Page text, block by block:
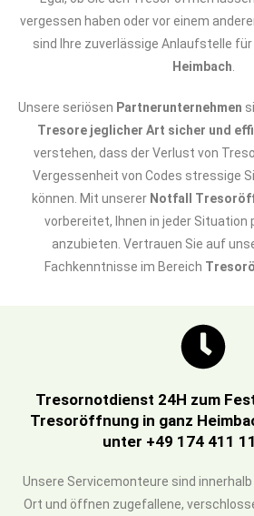
vergessen haben oder vor einem
sind Ihre zuverlässige Anlaufstelle für
Heimbach
Unsere seriösen Partnerunternehmen
Tresore jeglicher Art sicher und
verstehen, dass der Verlust von
Vergessenheit von Codes stressige
können. Mit unserer Notfall
vorbereitet, Ihnen in jeder Situation
anzubieten. Vertrauen Sie auf
Fachkenntnisse im Bereich
Tresornotdienst 24H zum
Tresoröffnung in ganz
unter +49 174 411
Unsere Servicemonteure sind
Ort und öffnen zugefallene,